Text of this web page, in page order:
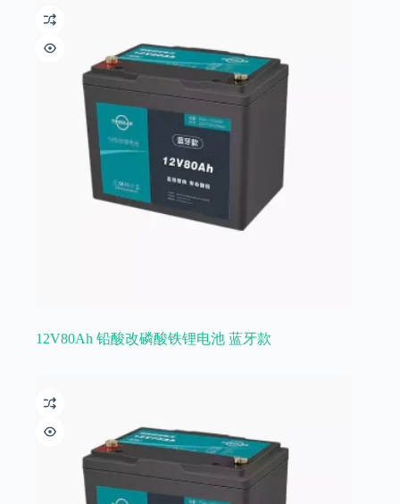
12V80Ah 铅酸改磷酸铁锂电池 蓝牙款